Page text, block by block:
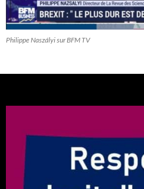
Philippe Naszályi sur BFM TV